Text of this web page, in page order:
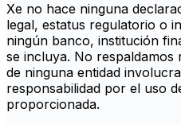
Xe no hace ninguna
legal, estatus regulatorio o
ningún banco, institución
se incluya. No respaldamos
de ninguna entidad
responsabilidad por el uso
proporcionada.